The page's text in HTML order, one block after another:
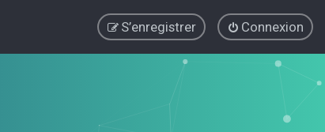
Connexion
S’enregistrer